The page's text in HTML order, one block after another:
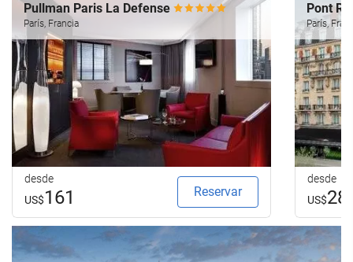
Pullman Paris La Defense
París, Francia
desde
US$161 Reservar
Pont
París,
desde
US$